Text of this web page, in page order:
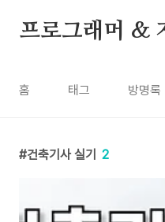
프로그래머 &
홈 태그 방명록
건축기사 실기 2